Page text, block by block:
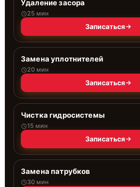
Удаление засора
25 мин
Записаться
Замена уплотнителей
20 мин
Записаться
Чистка гидросистемы
15 мин
Записаться
Замена патрубков
30 мин